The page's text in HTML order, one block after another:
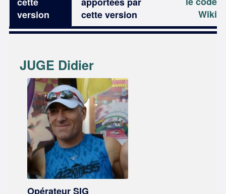
version
cette version
Wiki
JUGE Didier
Opérateur SIG